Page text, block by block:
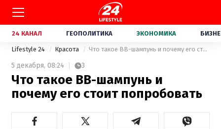
24 КАНАЛ ГЕОПОЛИТИКА ЭКОНОМИКА
Lifestyle 24 Красота Что такое ВВ-шампунь и почему его стоит попробовать
5 декабря, 08:24 3
Что такое ВВ-шампунь и
почему его стоит попробовать